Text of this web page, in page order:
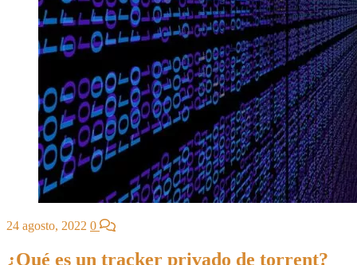
24 agosto, 2022 0
¿Qué es un tracker privado de torrent?